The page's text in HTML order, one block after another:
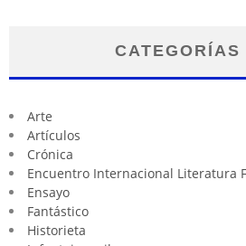
CATEGORÍAS
Arte
Artículos
Crónica
Encuentro Internacional Literatura
Ensayo
Fantástico
Historieta